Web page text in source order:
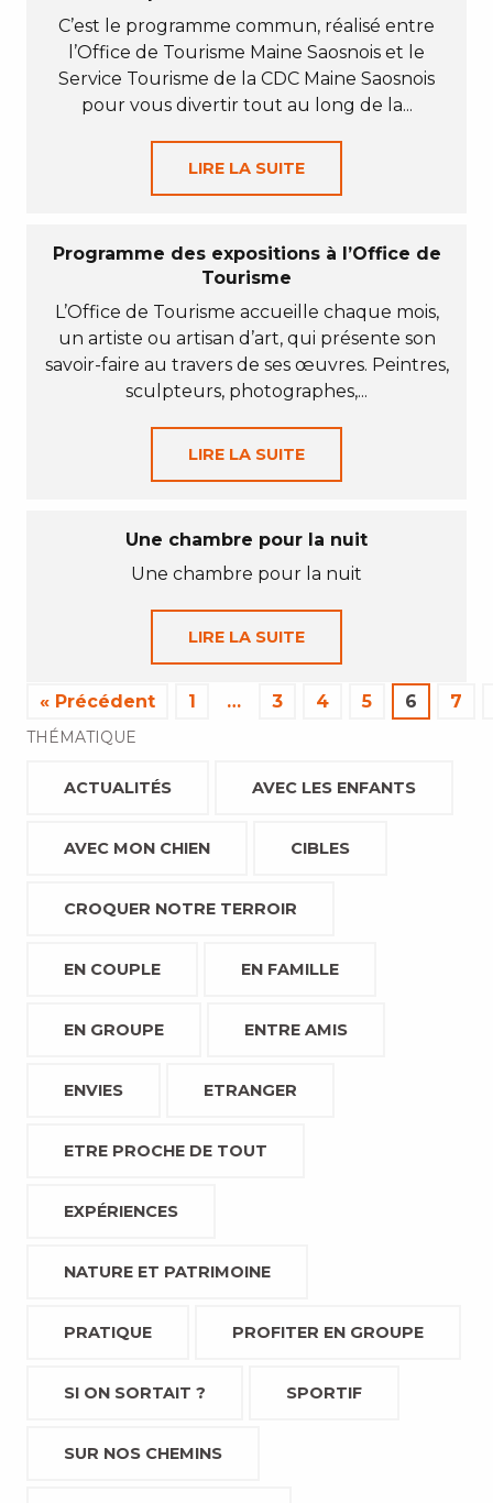
C’est le programme commun, réalisé entre
l’Office de Tourisme Maine Saosnois et le
Service Tourisme de la CDC Maine Saosnois
pour vous divertir tout au long de la...
LIRE LA SUITE
Programme des expositions à l’Office de
Tourisme
L’Office de Tourisme accueille chaque mois,
un artiste ou artisan d’art, qui présente son
savoir-faire au travers de ses œuvres. Peintres,
sculpteurs, photographes,...
LIRE LA SUITE
Une chambre pour la nuit
Une chambre pour la nuit
LIRE LA SUITE
« Précédent 1 … 3 4 5 6 7
THÉMATIQUE
ACTUALITÉS AVEC LES ENFANTS
AVEC MON CHIEN CIBLES
CROQUER NOTRE TERROIR
EN COUPLE EN FAMILLE
EN GROUPE ENTRE AMIS
ENVIES ETRANGER
ETRE PROCHE DE TOUT
EXPÉRIENCES
NATURE ET PATRIMOINE
PRATIQUE PROFITER EN GROUPE
SI ON SORTAIT ? SPORTIF
SUR NOS CHEMINS